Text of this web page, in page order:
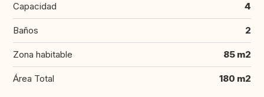
Capacidad 4
Baños 2
Zona habitable 85 m2
Área Total 180 m2